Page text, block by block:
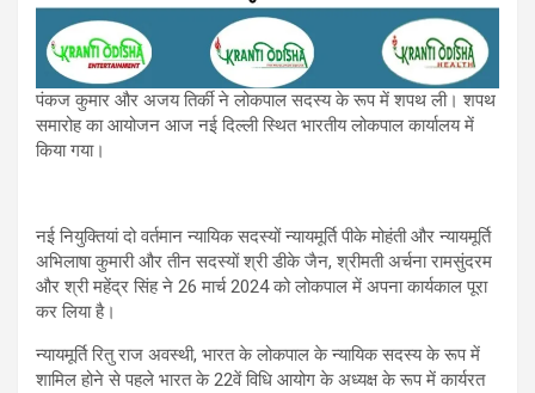
पंकज कुमार और अजय तिर्की ने लोकपाल सदस्य के रूप में शपथ ली। शपथ
समारोह का आयोजन आज नई दिल्ली स्थित भारतीय लोकपाल कार्यालय में
किया गया।
नई नियुक्तियां दो वर्तमान न्यायिक सदस्यों न्यायमूर्ति पीके मोहंती और न्यायमूर्ति
अभिलाषा कुमारी और तीन सदस्यों श्री डीके जैन, श्रीमती अर्चना रामसुंदरम
और श्री महेंद्र सिंह ने 26 मार्च 2024 को लोकपाल में अपना कार्यकाल पूरा
कर लिया है।
न्यायमूर्ति रितु राज अवस्थी, भारत के लोकपाल के न्यायिक सदस्य के रूप में
शामिल होने से पहले भारत के 22वें विधि आयोग के अध्यक्ष के रूप में कार्यरत